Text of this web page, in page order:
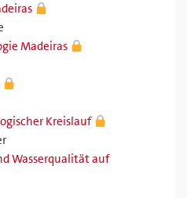
Madeiras
Kreislauf
Wasserqualität auf